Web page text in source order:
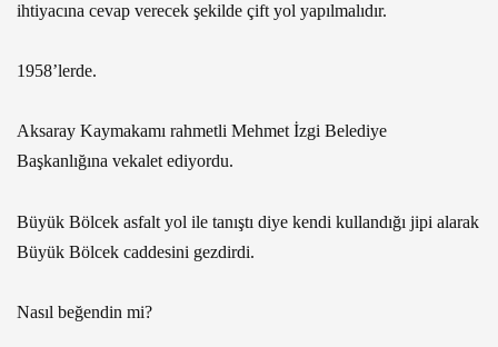
ihtiyacına cevap verecek şekilde çift yol yapılmalıdır.
1958’lerde.
Aksaray Kaymakamı rahmetli Mehmet İzgi Belediye
Başkanlığına vekalet ediyordu.
Büyük Bölcek asfalt yol ile tanıştı diye kendi kullandığı jipi alarak
Büyük Bölcek caddesini gezdirdi.
Nasıl beğendin mi?